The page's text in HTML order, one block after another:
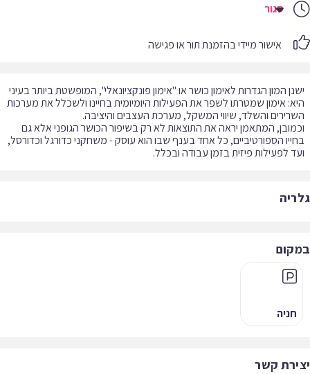
סגור
אישור מיידי בהזמנת תור או פגישה
המון הגדרות לאימון כושר או "אימון פונקציונאלי", המופשטת ביותר בעיני
אימון שמטרתו לשפר את הפעילות היומיומית בחיינו ולשכלל את מערכות
המתאמן יראה את התוצאות לא רק בשיפור הכושר הגופני אלא גם
הספורטיביים, כל אחד בענף שבו הוא עוסק - משחקני כדורגל וכדורסל,
לפעילות פיזית בזמן עבודה ובכלל.
חניה
קשר